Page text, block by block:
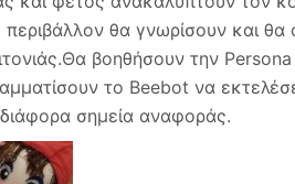
θα γνωρίσουν και
βοηθήσουν την
το Beebot να
σημεία αναφοράς.